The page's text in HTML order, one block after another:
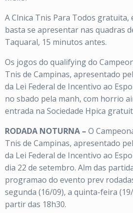
A Clnica Tnis Para Todos
basta se apresentar nas quadras
Taquaral, 15 minutos antes.
Os jogos do qualifying do
Tnis de Campinas, apresentado
da Lei Federal de Incentivo ao
no sbado pela manh, com horrio
entrada na Sociedade Hpica
RODADA NOTURNA – O
Tnis de Campinas, apresentado
da Lei Federal de Incentivo ao
dia 22 de setembro. Alm das
programao do evento prev
segunda (16/09), a quinta-feira
partir das 18h30.